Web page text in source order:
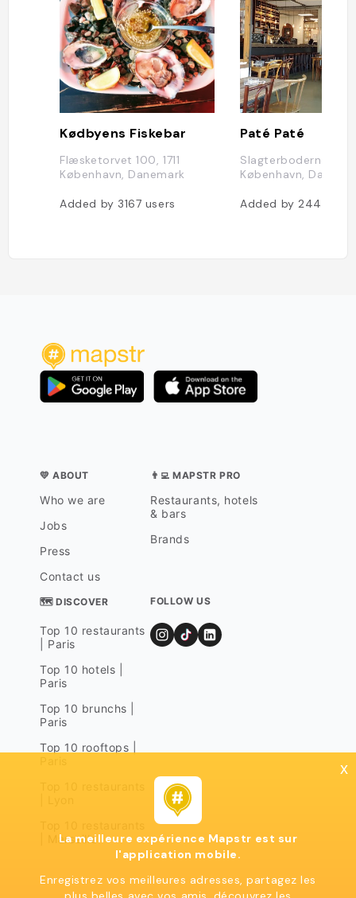
Kødbyens Fiskebar
Flæsketorvet 100, 1711
København, Danemark
Added by 3167 users
Paté Paté
Slagterboderne 1,
København,
Added by2442
💛 ABOUT
Who we are
Jobs
Press
Contact us
👨‍💻 MAPSTR PRO
Restaurants, hotels
& bars
Brands
🗺 DISCOVER
Top 10 restaurants
| Paris
Top 10 hotels |
Paris
Top 10 brunchs |
Paris
Top 10 rooftops |
| Marseille
FOLLOW US
x
La meilleure expérience Mapstr est sur
l'application mobile.
Enregistrez vos meilleures adresses, partagez les